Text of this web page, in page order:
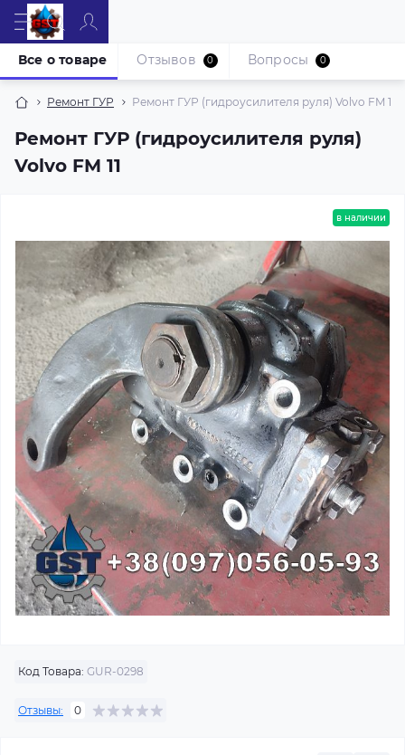
Ремонт ГУР Ремонт ГУР (гидроусилителя руля) Volvo FM 11
Ремонт ГУР (гидроусилителя руля)
Volvo FM 11
Все о товаре Отзывов 0 Вопросы 0
в наличии
Код Товара: GUR-0298
Отзывы: 0